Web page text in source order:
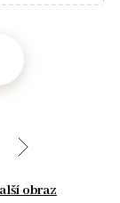
obraz